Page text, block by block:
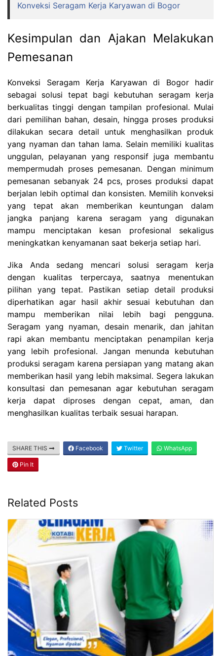
Konveksi Seragam Kerja Karyawan di Bogor
Kesimpulan dan Ajakan Melakukan
Pemesanan
Konveksi Seragam Kerja Karyawan di Bogor hadir
sebagai solusi tepat bagi kebutuhan seragam kerja
berkualitas tinggi dengan tampilan profesional. Mulai
dari pemilihan bahan, desain, hingga proses produksi
dilakukan secara detail untuk menghasilkan produk
yang nyaman dan tahan lama. Selain memiliki kualitas
unggulan, pelayanan yang responsif juga membantu
mempermudah proses pemesanan. Dengan minimum
pemesanan sebanyak 24 pcs, proses produksi dapat
berjalan lebih optimal dan konsisten. Memilih konveksi
yang tepat akan memberikan keuntungan dalam
jangka panjang karena seragam yang digunakan
mampu menciptakan kesan profesional sekaligus
meningkatkan kenyamanan saat bekerja setiap hari.
Jika Anda sedang mencari solusi seragam kerja
dengan kualitas terpercaya, saatnya menentukan
pilihan yang tepat. Pastikan setiap detail produksi
diperhatikan agar hasil akhir sesuai kebutuhan dan
mampu memberikan nilai lebih bagi pengguna.
Seragam yang nyaman, desain menarik, dan jahitan
rapi akan membantu menciptakan penampilan kerja
yang lebih profesional. Jangan menunda kebutuhan
produksi seragam karena persiapan yang matang akan
memberikan hasil yang lebih maksimal. Segera lakukan
konsultasi dan pemesanan agar kebutuhan seragam
kerja dapat diproses dengan cepat, aman, dan
menghasilkan kualitas terbaik sesuai harapan.
SHARE THIS Facebook Twitter WhatsApp
Pin It
Related Posts